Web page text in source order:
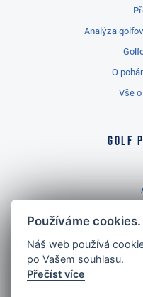
Analýza
O
Vše
Golf
Používáme cookies.
Náš web používá
po Vašem souhlasu.
Přečíst více